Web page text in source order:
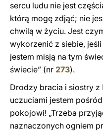
sercu ludu nie jest
którą mogę zdjąć; nie
chwilą w życiu. Jest
wykorzenić z siebie,
jestem misją na tym
świecie” (nr 273).
Drodzy bracia i siostry z
uczuciami jestem
pokojowi! „Trzeba
naznaczonych ogniem